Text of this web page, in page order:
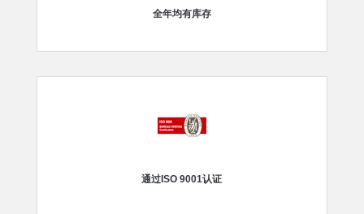
全年均有库存
通过ISO 9001认证